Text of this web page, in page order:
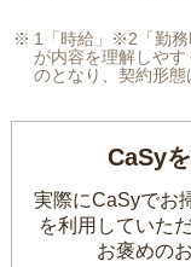
1「時給」※2「勤
が内容を理解しや
のとなり、契約形態
CaSy
実際にCaSyでお
を利用していた
お褒めの